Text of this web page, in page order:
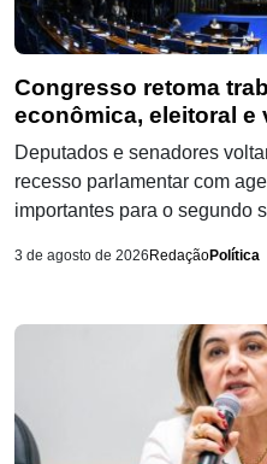
Congresso retoma
econômica, eleitoral
Deputados e senadores
recesso parlamentar com
importantes para o segundo
3 de agosto de 2026 RedaçãoPolítica